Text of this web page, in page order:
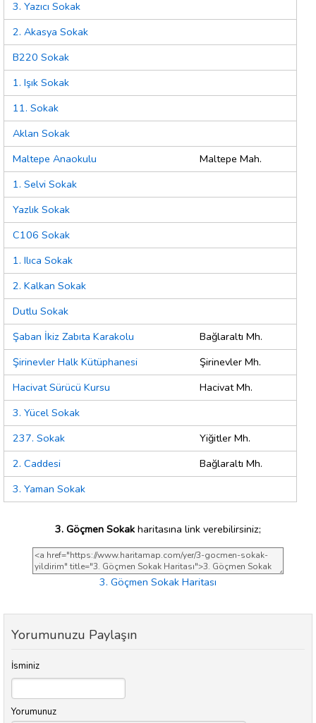
3. Yazıcı Sokak
2. Akasya Sokak
B220 Sokak
1. Işık Sokak
11. Sokak
Aklan Sokak
Maltepe Anaokulu
Maltepe Mah.
1. Selvi Sokak
Yazlık Sokak
C106 Sokak
1. Ilıca Sokak
2. Kalkan Sokak
Dutlu Sokak
Şaban İkiz Zabıta Karakolu
Bağlaraltı Mh.
Şirinevler Halk Kütüphanesi
Şirinevler Mh.
Hacivat Sürücü Kursu
Hacivat Mh.
3. Yücel Sokak
237. Sokak
Yiğitler Mh.
2. Caddesi
Bağlaraltı Mh.
3. Yaman Sokak
3. Göçmen Sokak haritasına link verebilirsiniz;
3. Göçmen Sokak Haritası
Yorumunuzu Paylaşın
İsminiz
Yorumunuz